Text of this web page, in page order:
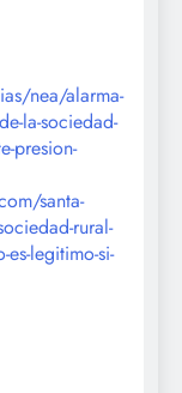
nea/alarma-
la-sociedad-
presion-
santa-
rural-
es-legitimo-si-